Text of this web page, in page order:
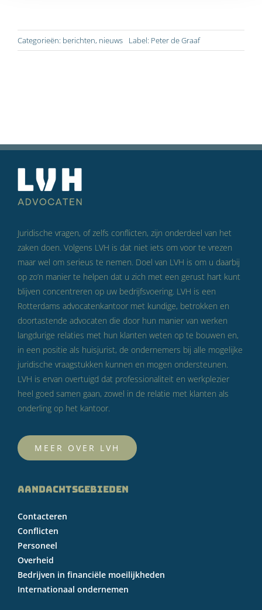
Categorieën: berichten, nieuws Label: Peter de Graaf
Juridische vragen, of zelfs conflicten, zijn onderdeel van het
zaken doen. Volgens LVH is dat niet iets om voor te vrezen
maar wel om serieus te nemen. Doel van LVH is om u daarbij
op zo’n manier te helpen dat u zich met een gerust hart kunt
blijven concentreren op uw bedrijfsvoering. LVH is een
Rotterdams advocatenkantoor met kundige, betrokken en
doortastende advocaten die door hun manier van werken
langdurige relaties met hun klanten weten op te bouwen en,
in een positie als huisjurist, de ondernemers bij alle mogelijke
juridische vraagstukken kunnen en mogen ondersteunen.
LVH is ervan overtuigd dat professionaliteit en werkplezier
heel goed samen gaan, zowel in de relatie met klanten als
onderling op het kantoor.
MEER OVER LVH
AANDACHTSGEBIEDEN
Contacteren
Conflicten
Personeel
Overheid
Bedrijven in financiële moeilijkheden
Internationaal ondernemen